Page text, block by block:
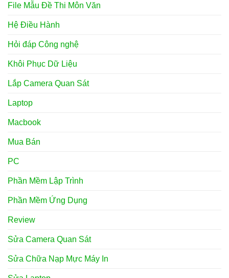
File Mẫu Đề Thi Môn Văn
Hệ Điều Hành
Hỏi đáp Công nghệ
Khôi Phục Dữ Liệu
Lắp Camera Quan Sát
Laptop
Macbook
Mua Bán
PC
Phần Mềm Lập Trình
Phần Mềm Ứng Dụng
Review
Sửa Camera Quan Sát
Sửa Chữa Nạp Mực Máy In